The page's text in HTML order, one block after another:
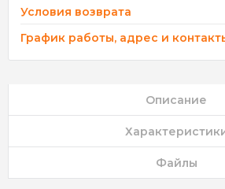
Условия возврата
График работы, адрес и
Описание
Файлы